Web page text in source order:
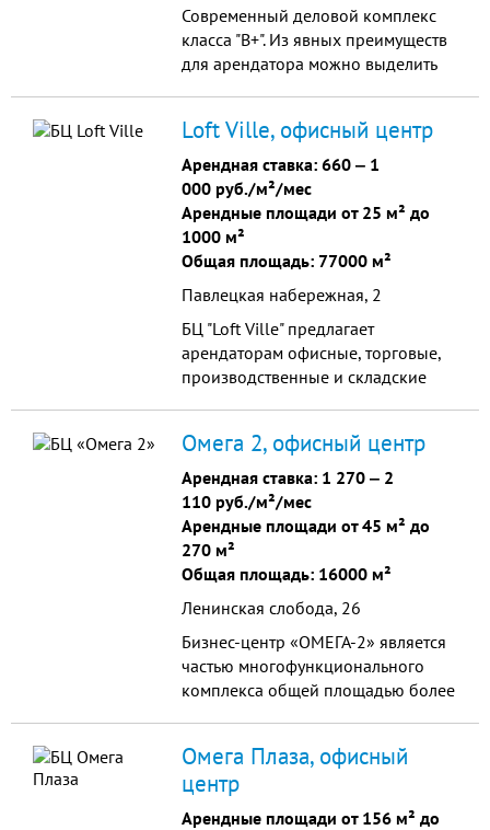
одном из этажей банкомат. В
бизнес-центре "Оазис" вы можете
арендовать просторный офис по
пользоваться там услугами вами
выбранного провайдера.
Современный деловой комплекс
класса "В+". Из явных преимуществ
для арендатора можно выделить
ожидания;
Loft Ville, офисный центр
Арендная ставка: 660 ‒ 1
000 руб./м²/мес
Арендные площади от 25 м² до
1000 м²
Общая площадь: 77000 м²
Павлецкая набережная, 2
БЦ "Loft Ville" предлагает
арендаторам офисные, торговые,
производственные и складские
технологиям.
Омега 2, офисный центр
Арендная ставка: 1 270 ‒ 2
110 руб./м²/мес
Арендные площади от 45 м² до
270 м²
Общая площадь: 16000 м²
Ленинская слобода, 26
Бизнес-центр «ОМЕГА-2» является
частью многофункционального
комплекса общей площадью более
имеющем развитую ин...
Омега Плаза, офисный
центр
Арендные площади от 156 м² до